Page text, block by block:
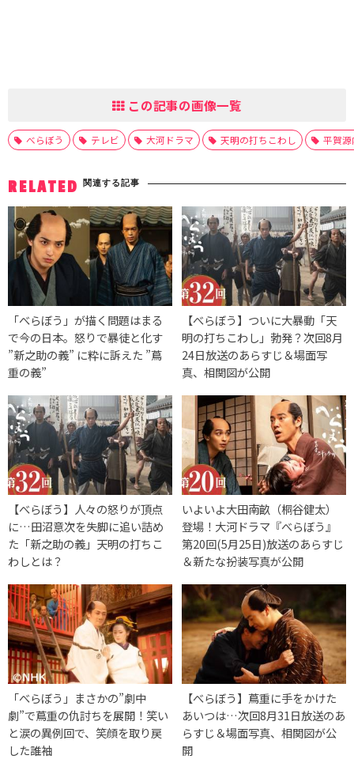
この記事の画像一覧
べらぼう テレビ 大河ドラマ 天明の打ちこわし 平賀源
RELATED 関連する記事
「べらぼう」が描く問題はまる
で今の日本。怒りで暴徒と化す
”新之助の義” に粋に訴えた ”蔦
重の義”
【べらぼう】ついに大暴動「天
明の打ちこわし」勃発？次回8月
24日放送のあらすじ＆場面写
真、相関図が公開
【べらぼう】人々の怒りが頂点
に…田沼意次を失脚に追い詰め
た「新之助の義」天明の打ちこ
わしとは？
いよいよ大田南畝（桐谷健太）
登場！大河ドラマ『べらぼう』
第20回(5月25日)放送のあらすじ
＆新たな扮装写真が公開
「べらぼう」まさかの”劇中
劇”で蔦重の仇討ちを展開！笑い
と涙の異例回で、笑顔を取り戻
した誰袖
【べらぼう】蔦重に手をかけた
あいつは…次回8月31日放送のあ
らすじ＆場面写真、相関図が公
開